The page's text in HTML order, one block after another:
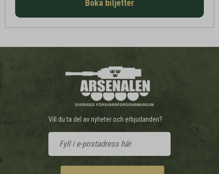
Boka biljetter
Vill du ta del av nyheter och erbjudanden?